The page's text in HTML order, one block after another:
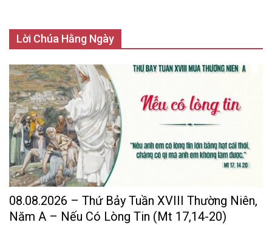
Lời Chúa Hằng Ngày
08.08.2026 – Thứ Bảy Tuần XVIII Thường Niên,
Năm A – Nếu Có Lòng Tin (Mt 17,14-20)